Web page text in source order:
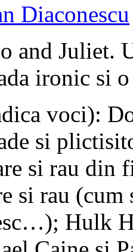
Diaconescu
and Juliet.
ironic si
voci):
si
si rau din
si rau
Hulk